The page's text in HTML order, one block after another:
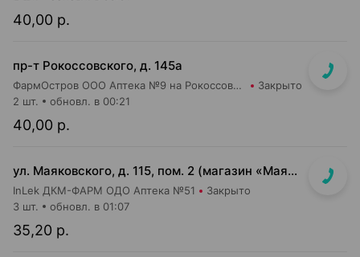
40,00 р.
пр-т Рокоссовского, д. 145а
ФармОстров ООО Аптека №9 на Рокоссовского Закрыто
40,00 р.
2 шт. обновл. в 00:21
ул. Маяковского, д. 115, пом. 2 (магазин «Маяк»)
InLek ДКМ-ФАРМ ОДО Аптека №51 Закрыто
35,20 р.
3 шт. обновл. в 01:07